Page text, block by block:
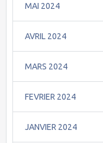
MAI 2024
AVRIL 2024
MARS 2024
FEVRIER 2024
JANVIER 2024